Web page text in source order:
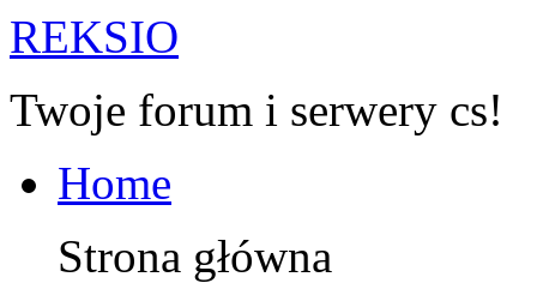
REKSIO
Twoje forum i serwery cs!
Home
Strona główna